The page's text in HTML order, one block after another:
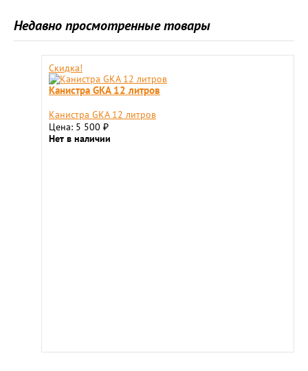
Недавно просмотренные товары
Скидка!
Канистра GKA 12 литров
Канистра GKA 12 литров
Цена: 5 500 ₽
Нет в наличии